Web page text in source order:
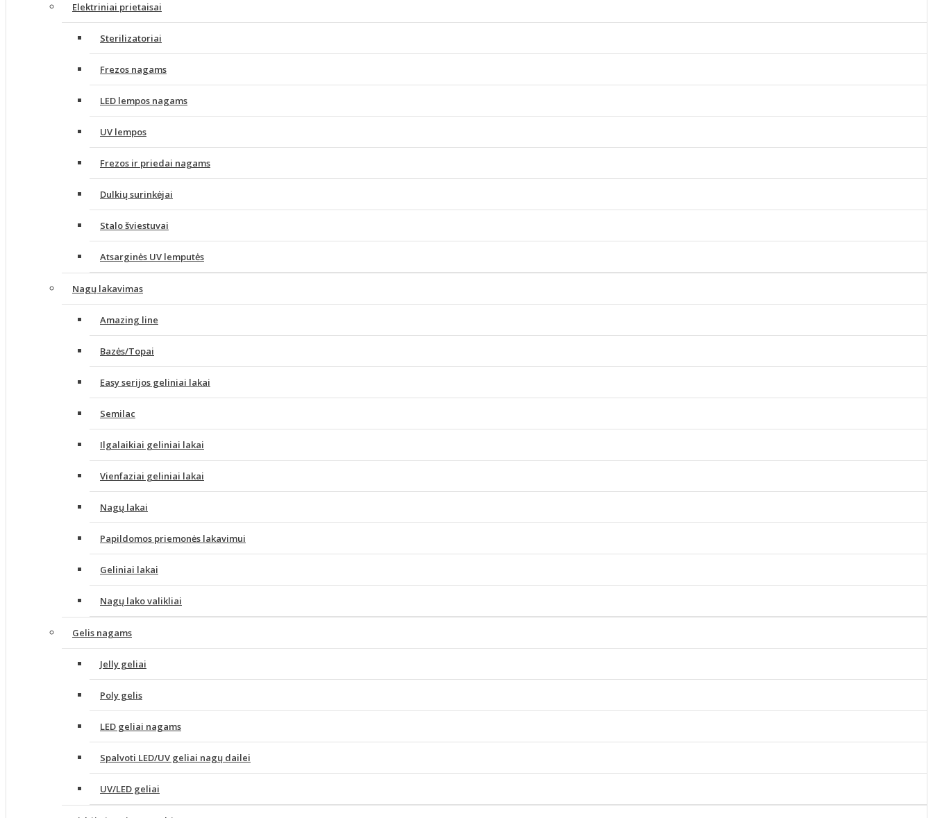
Elektriniai prietaisai
Sterilizatoriai
Frezos nagams
LED lempos nagams
UV lempos
Frezos ir priedai nagams
Dulkių surinkėjai
Stalo šviestuvai
Atsarginės UV lemputės
Nagų lakavimas
Amazing line
Bazės/Topai
Easy serijos geliniai lakai
Semilac
Ilgalaikiai geliniai lakai
Vienfaziai geliniai lakai
Nagų lakai
Papildomos priemonės lakavimui
Geliniai lakai
Nagų lako valikliai
Gelis nagams
Jelly geliai
Poly gelis
LED geliai nagams
Spalvoti LED/UV geliai nagų dailei
UV/LED geliai